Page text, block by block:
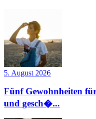
5. August 2026
Fünf Gewohnheiten
und gesch�...